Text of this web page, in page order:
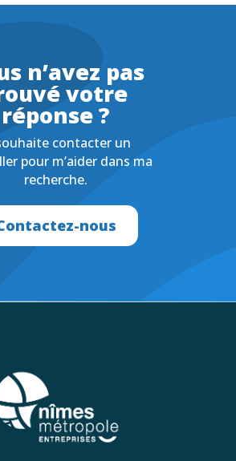
n’avez pas
votre
réponse ?
contacter un
pour m’aider dans ma
recherche.
nous